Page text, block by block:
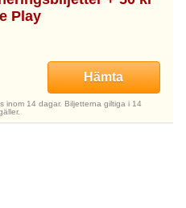
Play
Hämta
inom 14 dagar. Biljetterna giltiga i 14